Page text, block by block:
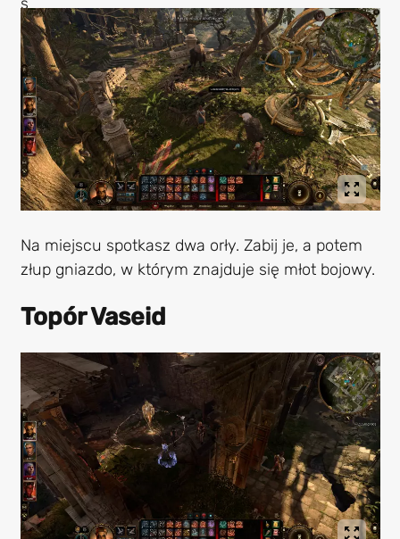
Na miejscu spotkasz dwa orły. Zabij je, a potem
złup gniazdo, w którym znajduje się młot bojowy.
Topór Vaseid